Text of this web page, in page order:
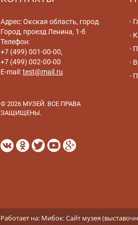
Адрес: Окская область, город
Город, проезд Ленина, 1-б
Телефон:
+7 (499) 001-00-00,
+7 (499) 002-00-00
E-mail:test@mail.ru
© 2026 МУЗЕЙ. ВСЕ ПРАВА
ЗАЩИЩЕНЫ.
Работает на: Мибок: Сайт музея